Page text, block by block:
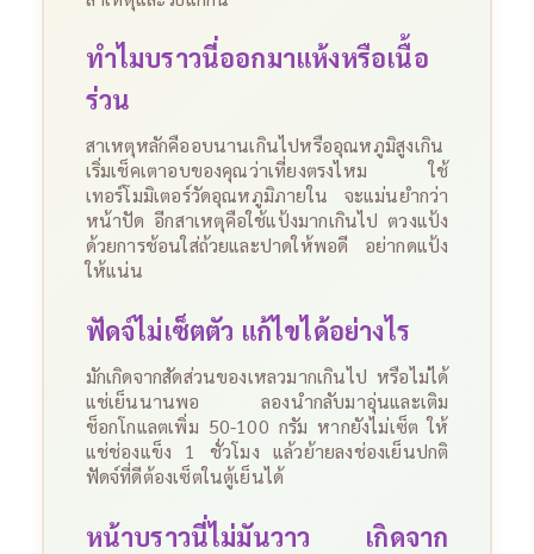
ทำไมบราวนี่ออกมาแห้งหรือเนื้อ
ร่วน
สาเหตุหลักคืออบนานเกินไปหรืออุณหภูมิสูงเกิน
เริ่มเช็คเตาอบของคุณว่าเที่ยงตรงไหม ใช้
เทอร์โมมิเตอร์วัดอุณหภูมิภายใน จะแม่นยำกว่า
หน้าปัด อีกสาเหตุคือใช้แป้งมากเกินไป ตวงแป้ง
ด้วยการช้อนใส่ถ้วยและปาดให้พอดี อย่ากดแป้ง
ให้แน่น
ฟัดจ์ไม่เซ็ตตัว แก้ไขได้อย่างไร
มักเกิดจากสัดส่วนของเหลวมากเกินไป หรือไม่ได้
แช่เย็นนานพอ ลองนำกลับมาอุ่นและเติม
ช็อกโกแลตเพิ่ม 50-100 กรัม หากยังไม่เซ็ต ให้
แช่ช่องแข็ง 1 ชั่วโมง แล้วย้ายลงช่องเย็นปกติ
ฟัดจ์ที่ดีต้องเซ็ตในตู้เย็นได้
หน้าบราวนี่ไม่มันวาว เกิดจาก